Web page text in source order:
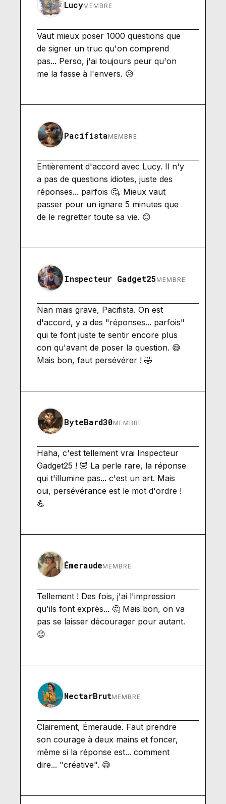
LucyMEMBRE
Vaut mieux poser 1000 questions que
de signer un truc qu'on comprend
pas... Perso, j'ai toujours peur qu'on
me la fasse à l'envers. 😥
PacifistaMEMBRE
Entièrement d'accord avec Lucy. Il n'y
a pas de questions idiotes, juste des
réponses... parfois 🤔. Mieux vaut
passer pour un ignare 5 minutes que
de le regretter toute sa vie. 😊
Inspecteur Gadget25 MEMBRE
Nan mais grave, Pacifista. On est
d'accord, y a des "réponses... parfois"
qui te font juste te sentir encore plus
con qu'avant de poser la question. 😅
Mais bon, faut persévérer ! 🤣
ByteBard30MEMBRE
Haha, c'est tellement vrai Inspecteur
Gadget25 ! 🤣 La perle rare, la réponse
qui t'illumine pas... c'est un art. Mais
oui, persévérance est le mot d'ordre !
💪
ÉmeraudeMEMBRE
Tellement ! Des fois, j'ai l'impression
qu'ils font exprès... 🤔 Mais bon, on va
pas se laisser décourager pour autant.
😉
NectarBrutMEMBRE
Clairement, Émeraude. Faut prendre
son courage à deux mains et foncer,
même si la réponse est... comment
dire... "créative". 😅